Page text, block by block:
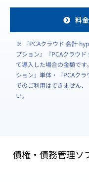
料
※ 『PCAクラウド 会計
プション』『PCAクラウ
て導入した場合の金額で
ション』単体・『PCAク
でのご利用はできません
い。
債権・債務管理ソ